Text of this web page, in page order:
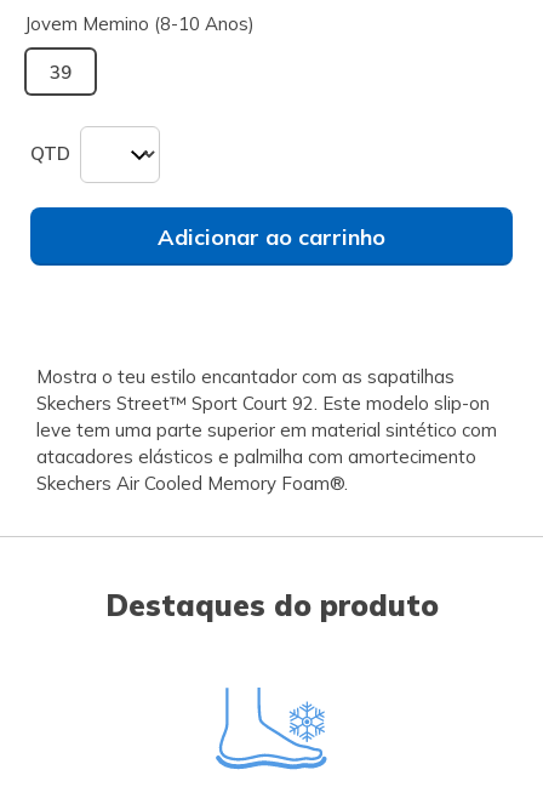
Jovem Memino (8-10 Anos)
39
QTD
Adicionar ao carrinho
Mostra o teu estilo encantador com as sapatilhas
Skechers Street™ Sport Court 92. Este modelo slip-on
leve tem uma parte superior em material sintético com
atacadores elásticos e palmilha com amortecimento
Skechers Air Cooled Memory Foam®.
Destaques do produto